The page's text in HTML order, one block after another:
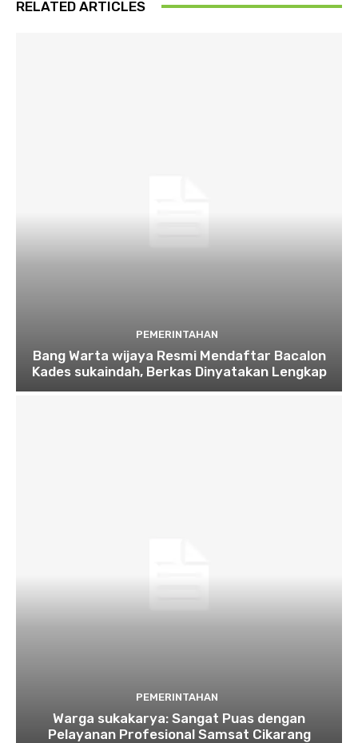
RELATED ARTICLES
PEMERINTAHAN
Bang Warta wijaya Resmi Mendaftar Bacalon
Kades sukaindah, Berkas Dinyatakan Lengkap
PEMERINTAHAN
Warga sukakarya: Sangat Puas dengan
Pelayanan Profesional Samsat Cikarang